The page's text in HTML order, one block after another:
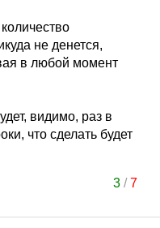
не денется,
в любой момент
видимо, раз в
что сделать будет
3/7